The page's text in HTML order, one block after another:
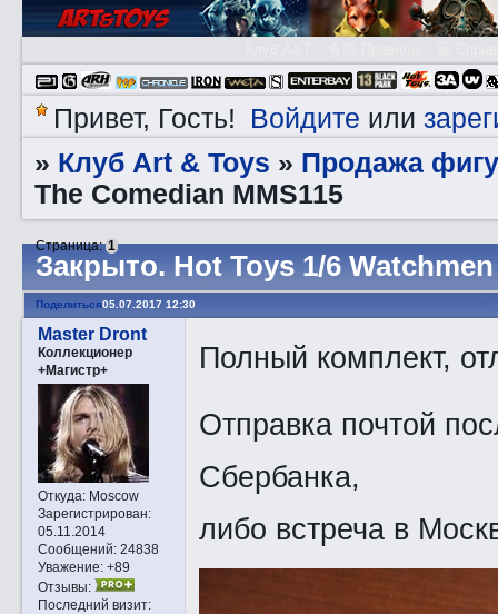
Привет, Гость! Войдите или
» Клуб Art & Toys » Продажа
The Comedian MMS115
Закрытo. Hot Toys 1/6
Страница:1
Поделиться05.07.2017 12:30
Master Dront
Коллекционер
+Магистр+
Откуда:Moscow
Зарегистрирован:
05.11.2014
Сообщений:24838
Уважение: +89
Отзывы:
Последний визит:
Полный комплект,
Отправка почтой
Сбербанка,
либо встреча в